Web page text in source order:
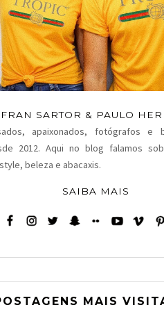
FRAN SARTOR & PAULO
apaixonados, fotógrafos e
2012. Aqui no blog falamos
beleza e abacaxis.
SAIBA MAIS
MAIS